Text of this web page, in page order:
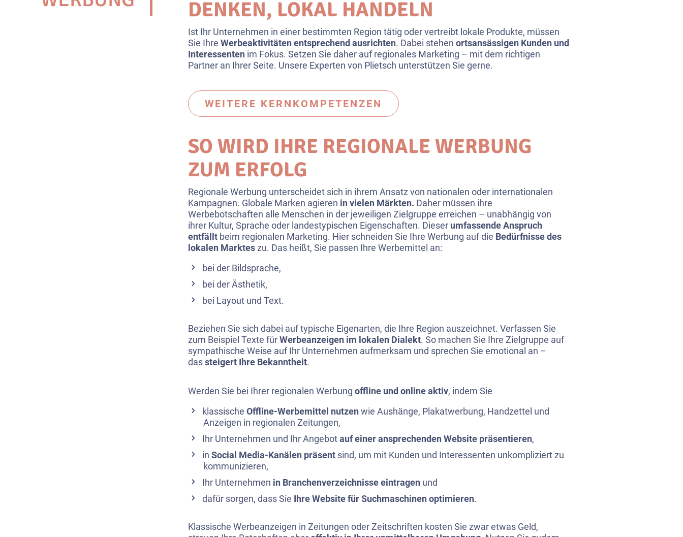
DENKEN, LOKAL HANDELN
Ist Ihr Unternehmen in einer bestimmten Region tätig oder vertreibt lokale Produkte, müssen
Sie IhreWerbeaktivitäten entsprechend ausrichten. Dabei stehenortsansässigen Kunden und
Interessenten im Fokus. Setzen Sie daher auf regionales Marketing – mit dem richtigen
Partner an Ihrer Seite. Unsere Experten von Plietsch unterstützen Sie gerne.
WEITERE KERNKOMPETENZEN
SO WIRD IHRE REGIONALE WERBUNG
ZUM ERFOLG
Regionale Werbung unterscheidet sich in ihrem Ansatz von nationalen oder internationalen
Kampagnen. Globale Marken agieren in vielen Märkten. Daher müssen ihre
Werbebotschaften alle Menschen in der jeweiligen Zielgruppe erreichen – unabhängig von
ihrer Kultur, Sprache oder landestypischen Eigenschaften. Dieser umfassende Anspruch
entfällt beim regionalen Marketing. Hier schneiden Sie Ihre Werbung auf die Bedürfnisse des
lokalen Markteszu. Das heißt, Sie passen Ihre Werbemittel an:
bei der Bildsprache,
bei der Ästhetik,
bei Layout und Text.
Beziehen Sie sich dabei auf typische Eigenarten, die Ihre Region auszeichnet. Verfassen Sie
zum Beispiel Texte fürWerbeanzeigen im lokalen Dialekt. So machen Sie Ihre Zielgruppe auf
sympathische Weise auf Ihr Unternehmen aufmerksam und sprechen Sie emotional an –
dassteigert Ihre Bekanntheit.
Werden Sie bei Ihrer regionalen Werbungoffline und online aktiv, indem Sie
klassischeOffline-Werbemittel nutzen wie Aushänge, Plakatwerbung, Handzettel und
Anzeigen in regionalen Zeitungen,
Ihr Unternehmen und Ihr Angebotauf einer ansprechenden Website präsentieren,
inSocial Media-Kanälen präsent sind, um mit Kunden und Interessenten unkompliziert zu
kommunizieren,
Ihr Unternehmen in Branchenverzeichnisse eintragen und
dafür sorgen, dass Sie Ihre Website für Suchmaschinen optimieren.
Klassische Werbeanzeigen in Zeitungen oder Zeitschriften kosten Sie zwar etwas Geld,